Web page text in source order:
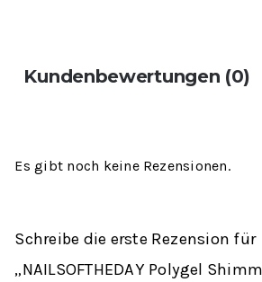
Kundenbewertungen (0)
Es gibt noch keine Rezensionen.
Schreibe die erste Rezension für
„NAILSOFTHEDAY Polygel